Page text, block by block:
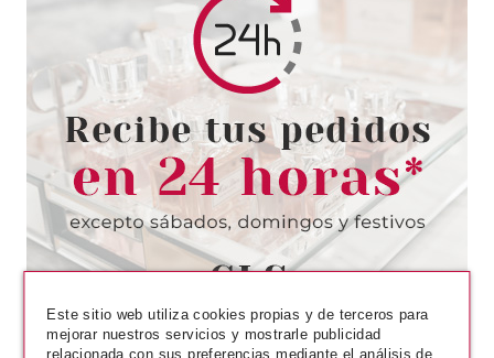
EUGENE PERMA
EUGENE PERMA COLLECTIONS
NATURE BY CYCLE VITAL
CHAMPU CONTROL RIZOS
Pvr 15.50€
-87%
desde
1.99€
Este sitio web utiliza cookies propias y de terceros para
mejorar nuestros servicios y mostrarle publicidad
relacionada con sus preferencias mediante el análisis de